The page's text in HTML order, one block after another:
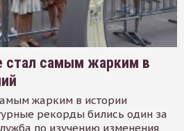
стал самым жарким в
жарким в истории
рекорды бились один за
по изучению изменения